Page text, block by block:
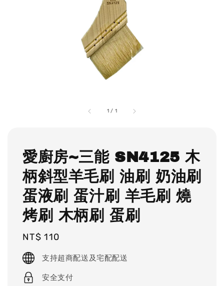
1 / 1
愛廚房~三能 SN4125 木
柄斜型羊毛刷 油刷 奶油刷
蛋液刷 蛋汁刷 羊毛刷 燒
烤刷 木柄刷 蛋刷
Regular
price
NT$ 110
支持超商配送及宅配配送
安全支付